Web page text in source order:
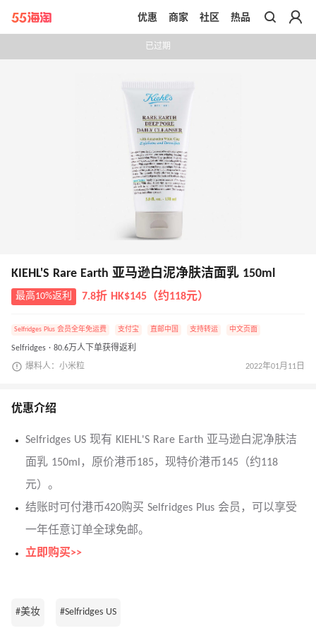
带你去官网买正品
优惠 商家 社区 热品
已过期
KIEHL'S Rare Earth 亚马逊白泥净肤洁面乳 150ml
最高10%返利 7.8折 HK$145（约118元）
Selfridges Plus 会员全年免运费 支付宝 直邮中国 支持转运 中文页面
Selfridges · 80.6万人下单获得返利
爆料人：小米粒 2022年01月11日
优惠介绍
Selfridges US 现有 KIEHL'S Rare Earth 亚马逊白泥净肤洁
面乳 150ml，原价港币185，现特价港币145（约118
元）。
结账时可付港币420购买 Selfridges Plus 会员，可以享受
一年任意订单全球免邮。
立即购买>>
#美妆 #Selfridges US